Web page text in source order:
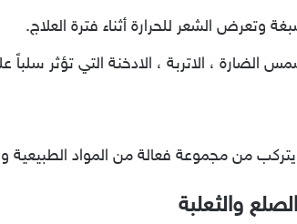
وتعرض الشعر للحرارة أثناء فترة العلاج.
الضارة ، الاتربة ، الادخنة التي تؤثر سلباً
من مجموعة فعالة من المواد الطبيعية
والثعلبة